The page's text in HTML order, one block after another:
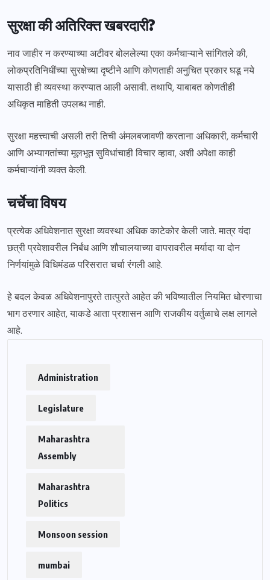
सुरक्षा की अतिरिक्त खबरदारी?
नाव जाहीर न करण्याच्या अटीवर बोललेल्या एका कर्मचाऱ्याने सांगितले की,
लोकप्रतिनिधींच्या सुरक्षेच्या दृष्टीने आणि कोणताही अनुचित प्रकार घडू नये
यासाठी ही व्यवस्था करण्यात आली असावी. तथापि, याबाबत कोणतीही
अधिकृत माहिती उपलब्ध नाही.
सुरक्षा महत्त्वाची असली तरी तिची अंमलबजावणी करताना अधिकारी, कर्मचारी
आणि अभ्यागतांच्या मूलभूत सुविधांचाही विचार व्हावा, अशी अपेक्षा काही
कर्मचाऱ्यांनी व्यक्त केली.
चर्चेचा विषय
प्रत्येक अधिवेशनात सुरक्षा व्यवस्था अधिक काटेकोर केली जाते. मात्र यंदा
छत्री प्रवेशावरील निर्बंध आणि शौचालयाच्या वापरावरील मर्यादा या दोन
निर्णयांमुळे विधिमंडळ परिसरात चर्चा रंगली आहे.
हे बदल केवळ अधिवेशनापुरते तात्पुरते आहेत की भविष्यातील नियमित धोरणाचा
भाग ठरणार आहेत, याकडे आता प्रशासन आणि राजकीय वर्तुळाचे लक्ष लागले
आहे.
Administration
Legislature
Maharashtra
Assembly
Maharashtra
Politics
Monsoon session
mumbai